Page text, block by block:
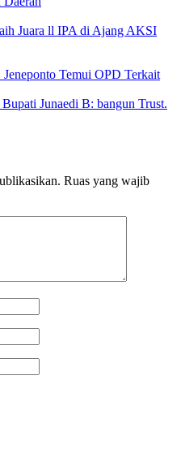
Juara ll IPA di Ajang AKSI
Temui OPD Terkait
Junaedi B: bangun Trust.
Ruas yang wajib